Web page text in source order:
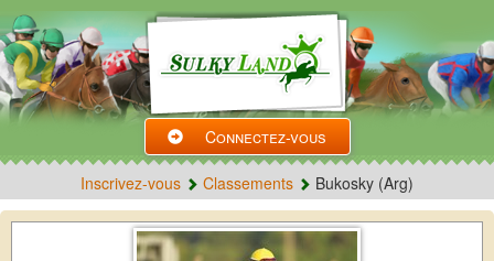
Connectez-vous
Inscrivez-vous Classements Bukosky (Arg)